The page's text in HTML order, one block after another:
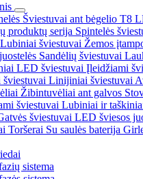
Šviestuvai ant bėgelio T8
produktų serija Spintelės
Lubiniai šviestuvai Žemos
Sandėlių šviestuvai
LED šviestuvai Įleidžiami
šviestuvai Linijiniai šviestuvai
Žibintuvėliai ant galvos
šviestuvai Lubiniai ir
šviestuvai LED šviesos
Toršerai Su saulės baterija
sistema